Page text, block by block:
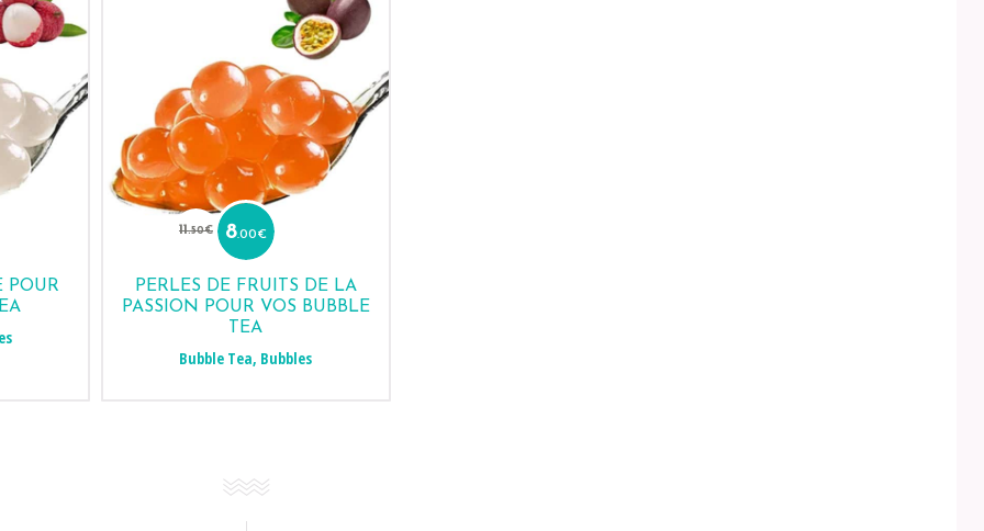
POUR
11.50€
Le
prix
initial
11.50€.
8.00€
Le
8.00€.
PERLES DE FRUITS DE LA
PASSION POUR VOS BUBBLE
TEA
Bubble Tea, Bubbles